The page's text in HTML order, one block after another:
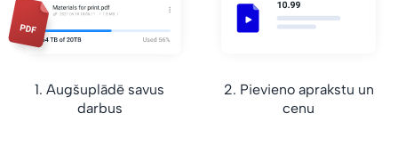
1. Augšuplādē savus
darbus
2. Pievieno aprakstu un
cenu